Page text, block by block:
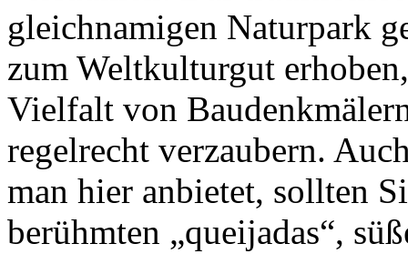
gleichnamigen Naturpark
zum Weltkulturgut
Vielfalt von
regelrecht verzaubern.
man hier anbietet, sollten
berühmten „queijadas“,